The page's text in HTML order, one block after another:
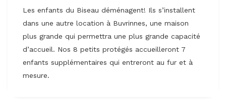
Les enfants du Biseau déménagent! Ils s’installent
dans une autre location à Buvrinnes, une maison
plus grande qui permettra une plus grande capacité
d’accueil. Nos 8 petits protégés accueilleront 7
enfants supplémentaires qui entreront au fur et à
mesure.